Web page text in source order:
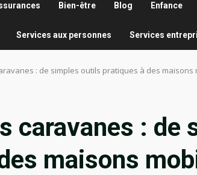
Bien-être Blog Enfance
Services aux personnes Services
: de simples outils pratiques à des maisons
caravanes :
maisons